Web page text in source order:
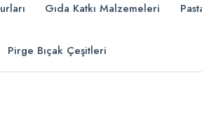
Gıda Katkı Malzemeleri
Pirge Bıçak Çeşitleri